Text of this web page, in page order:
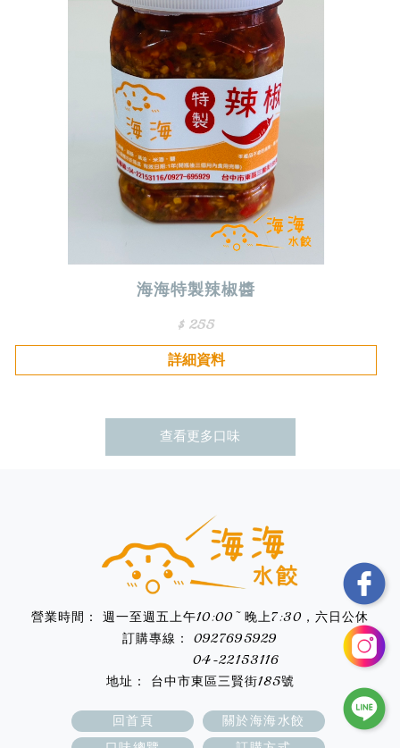
海海特製辣椒醬
$ 255
詳細資料
04-22153116
0927695929
台中市東區三賢街185號
週一至週五上午10:00~ 晚上7:30，六日公休
回首頁
關於海海水餃